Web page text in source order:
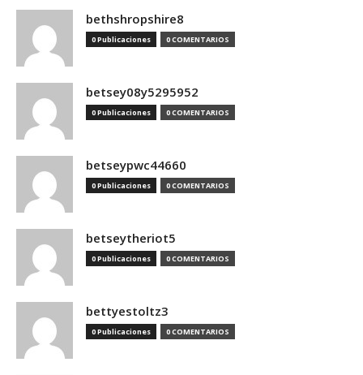
bethshropshire8
0 Publicaciones 0 COMENTARIOS
betsey08y5295952
0 Publicaciones 0 COMENTARIOS
betseypwc44660
0 Publicaciones 0 COMENTARIOS
betseytheriot5
0 Publicaciones 0 COMENTARIOS
bettyestoltz3
0 Publicaciones 0 COMENTARIOS